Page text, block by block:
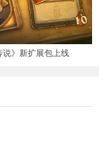
说》新扩展包上线